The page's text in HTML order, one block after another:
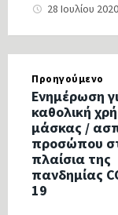
28 Ιουλίου 2020
Προηγούμενο
Ενημέρωση
καθολική
μάσκας /
προσώπου
πλαίσια της
πανδημίας
19